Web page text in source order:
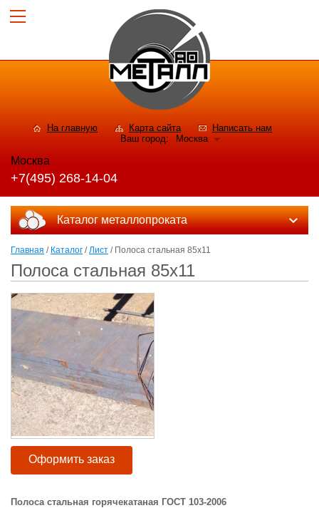
На главную Карта сайта
Написать нам
Ваш город:
Москва
Москва
+7(495) 268-14-04
Каталог металлопроката
Главная / Каталог /Лист / Полоса стальная 85x11
Полоса стальная 85x11
Оформить заказ
Полоса стальная горячекатаная ГОСТ 103-2006